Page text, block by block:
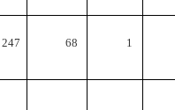
247 68 1